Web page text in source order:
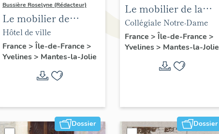
Bussière Roselyne (Rédacteur)
Le mobilier de
l'hôtel de ville
Hôtel de ville
France > Île-de-France >
Yvelines> Mantes-la-Jolie
Le mobilier de la
collégiale
Collégiale Notre-Dame
France > Île-de-France >
Yvelines> Mantes-la-Jolie
Dossier Dossier